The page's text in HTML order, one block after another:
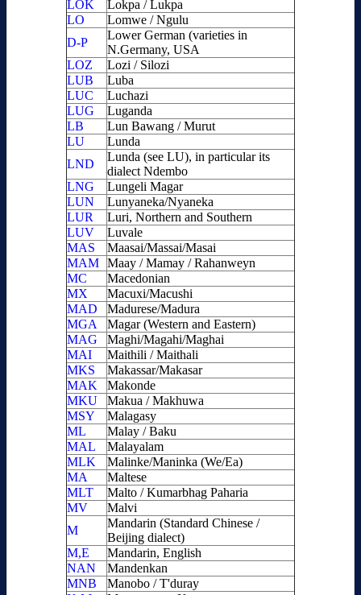
LOK
Lokpa / Lukpa
LO
Lomwe / Ngulu
D-P
Lower German (varieties in
N.Germany, USA
LOZ
Lozi / Silozi
LUB
Luba
LUC
Luchazi
LUG
Luganda
LB
Lun Bawang / Murut
LU
Lunda
LND
Lunda (see LU), in particular its
dialect Ndembo
LNG
Lungeli Magar
LUN
Lunyaneka/Nyaneka
LUR
Luri, Northern and Southern
LUV
Luvale
MAS
Maasai/Massai/Masai
MAM Maay / Mamay / Rahanweyn
MC
Macedonian
MX
Macuxi/Macushi
MAD
Madurese/Madura
MGA
Magar (Western and Eastern)
MAG
Maghi/Magahi/Maghai
MAI
Maithili / Maithali
MKS
Makassar/Makasar
MAK
Makonde
MKU
Makua / Makhuwa
MSY
Malagasy
ML
Malay / Baku
MAL
Malayalam
MLK
Malinke/Maninka (We/Ea)
MA
Maltese
MLT
Malto / Kumarbhag Paharia
MV
Malvi
M
Mandarin (Standard Chinese /
Beijing dialect)
M,E
Mandarin, English
NAN
Mandenkan
MNB
Manobo / T'duray